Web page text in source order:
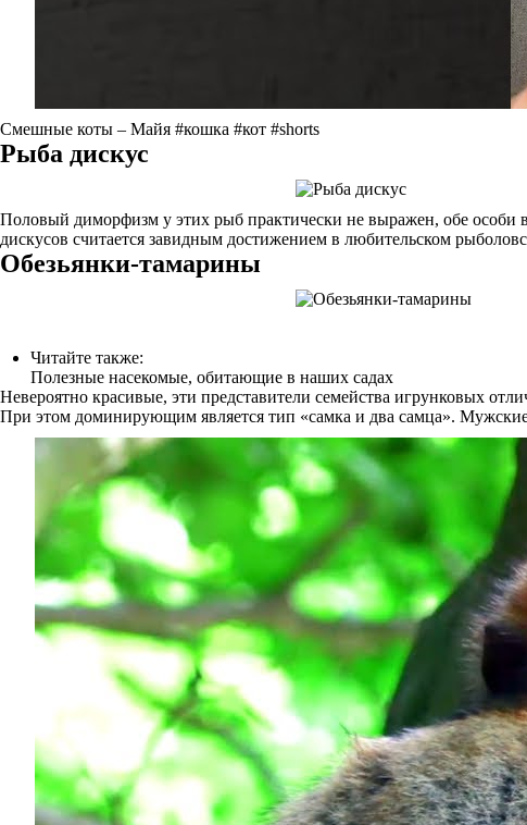
Смешные коты – Майя #кошка #кот #shorts
Рыба дискус
Половый диморфизм у этих рыб практически не выражен, обе особи
дискусов считается завидным достижением в любительском
Обезьянки-тамарины
Читайте также:
Полезные насекомые, обитающие в наших садах
Невероятно красивые, эти представители семейства игрунковых
При этом доминирующим является тип «самка и два самца».